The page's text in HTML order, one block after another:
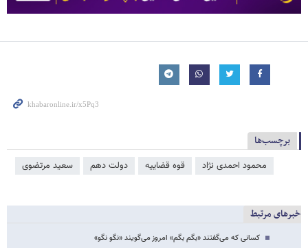
برچسب‌ها
محمود احمدی ‌نژاد قوه قضاییه دولت دهم سعید مرتضوی
خبرهای مرتبط
کسانی که می‌گفتند «بگم بگم» امروز می‌گویند «نگو نگو»